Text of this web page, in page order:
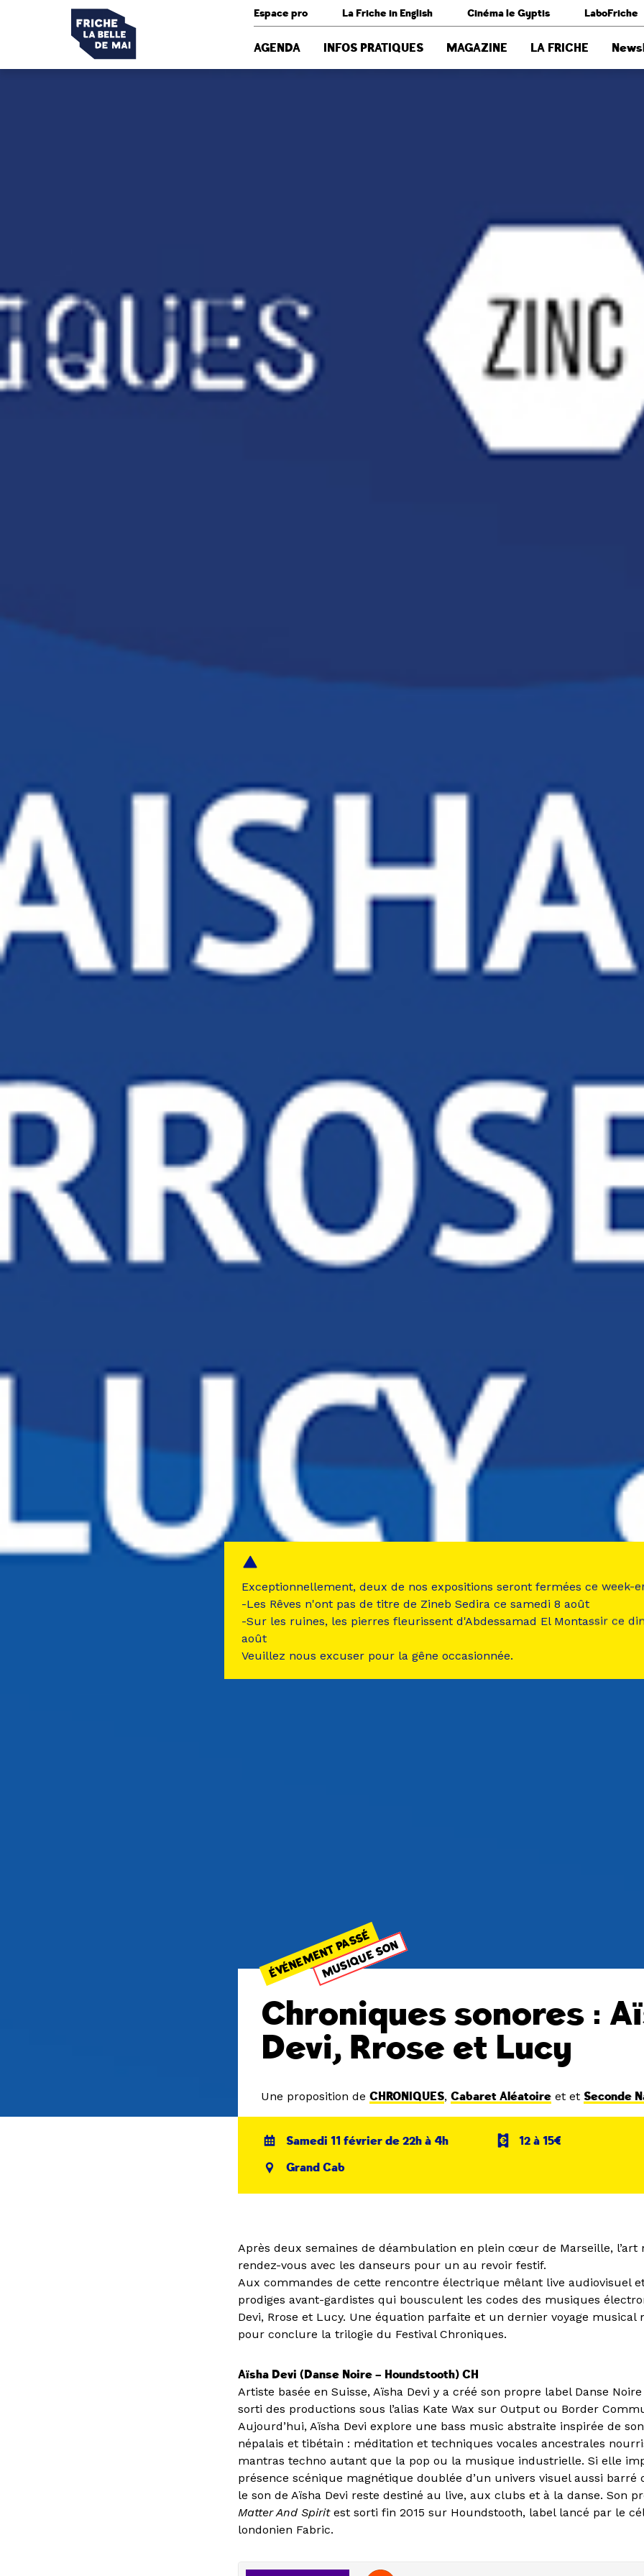
Espace pro La Friche in English Cinéma le Gyptis LaboFriche
AGENDA INFOS PRATIQUES MAGAZINE LA FRICHE
ÉVÉNEMENT PASSÉ
MUSIQUE SON
Chroniques sonores :
Devi, Rrose et Lucy
Une proposition deCHRONIQUES,Cabaret Aléatoire et et Seconde
Samedi 11 février de 22h à 4h
12 à 15€
Grand Cab
Après deux semaines de déambulation en plein cœur de Marseille, l’art
rendez-vous avec les danseurs pour un au revoir festif.
Aux commandes de cette rencontre électrique mêlant live audiovisuel
prodiges avant-gardistes qui bousculent les codes des musiques
Devi, Rrose et Lucy. Une équation parfaite et un dernier voyage musical
pour conclure la trilogie du Festival Chroniques.
Aïsha Devi (Danse Noire – Houndstooth) CH
Artiste basée en Suisse, Aïsha Devi y a créé son propre label Danse
sorti des productions sous l’alias Kate Wax sur Output ou Border
Aujourd’hui, Aïsha Devi explore une bass music abstraite inspirée de
népalais et tibétain : méditation et techniques vocales ancestrales
mantras techno autant que la pop ou la musique industrielle. Si elle
présence scénique magnétique doublée d’un univers visuel aussi barré
le son de Aïsha Devi reste destiné au live, aux clubs et à la danse. Son
Matter And Spiritest sorti fin 2015 sur Houndstooth, label lancé par le
londonien Fabric.
Exceptionnellement, deux de nos expositions seront fermées ce week-
-Les Rêves n'ont pas de titre de Zineb Sedira ce samedi 8 août
-Sur les ruines, les pierres fleurissent d'Abdessamad El Montassir ce
août
Veuillez nous excuser pour la gêne occasionnée.
Panneau de gestion des cookies